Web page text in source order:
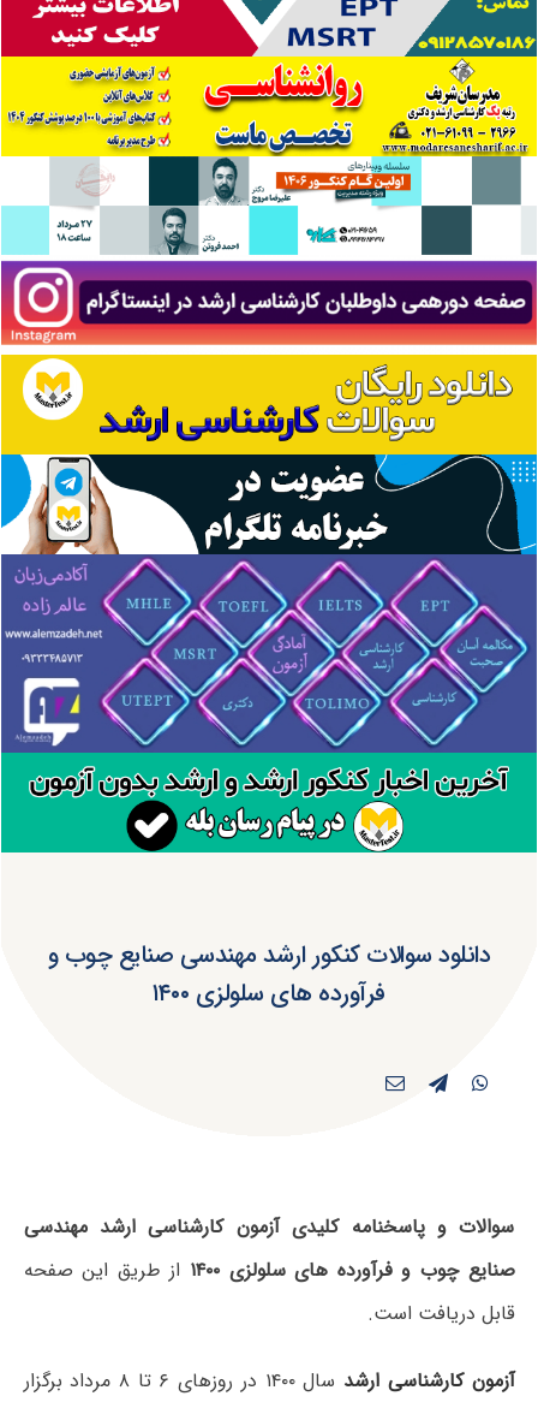
دانلود سوالات کنکور ارشد مهندسی صنایع چوب و
فرآورده های سلولزی ۱۴۰۰
سوالات و پاسخنامه کلیدی آزمون کارشناسی ارشد مهندسی
صنایع چوب و فرآورده های سلولزی ۱۴۰۰
از طریق این صفحه
قابل دریافت است.
آزمون کارشناسی ارشد
سال ۱۴۰۰ در روزهای ۶ تا ۸ مرداد برگزار